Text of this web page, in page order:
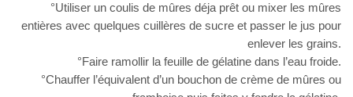
°Utiliser un coulis de mûres déja prêt ou mixer les mûres
entières avec quelques cuillères de sucre et passer le jus pour
enlever les grains.
°Faire ramollir la feuille de gélatine dans l’eau froide.
°Chauffer l’équivalent d’un bouchon de crème de mûres ou